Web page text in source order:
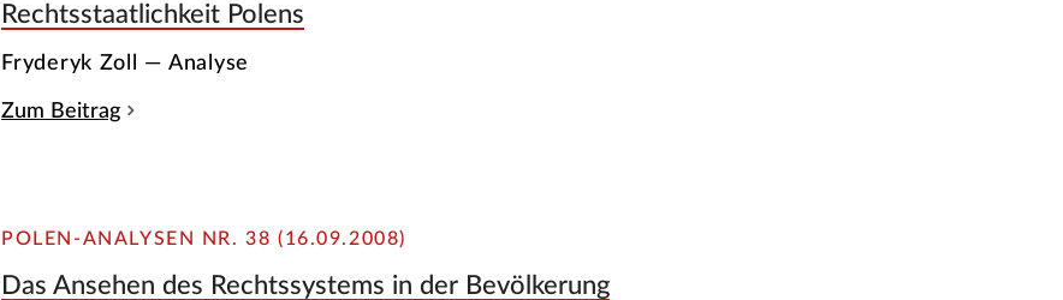
Rechtsstaatlichkeit Polens
Fryderyk Zoll — Analyse
Zum Beitrag
POLEN-ANALYSEN NR. 38 (16.09.2008)
Das Ansehen des Rechtssystems in der Bevölkerung